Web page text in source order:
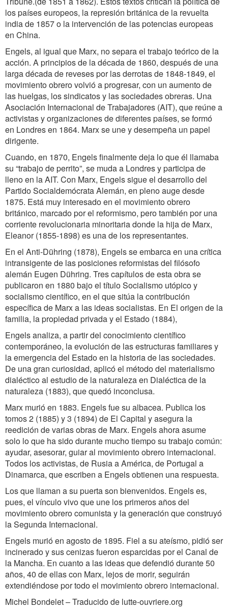
los países europeos, la represión británica de la revuelta
india de 1857 o la intervención de las potencias europeas
en China.
Engels, al igual que Marx, no separa el trabajo teórico de la
acción. A principios de la década de 1860, después de una
larga década de reveses por las derrotas de 1848-1849, el
movimiento obrero volvió a progresar, con un aumento de
las huelgas, los sindicatos y las sociedades obreras. Una
Asociación Internacional de Trabajadores (AIT), que reúne a
activistas y organizaciones de diferentes países, se formó
en Londres en 1864. Marx se une y desempeña un papel
dirigente.
Cuando, en 1870, Engels finalmente deja lo que él llamaba
su “trabajo de perrito”, se muda a Londres y participa de
lleno en la AIT. Con Marx, Engels sigue el desarrollo del
Partido Socialdemócrata Alemán, en pleno auge desde
1875. Está muy interesado en el movimiento obrero
británico, marcado por el reformismo, pero también por una
corriente revolucionaria minoritaria donde la hija de Marx,
Eleanor (1855-1898) es una de los representantes.
En el Anti-Dühring (1878), Engels se embarca en una crítica
intransigente de las posiciones reformistas del filósofo
alemán Eugen Dühring. Tres capítulos de esta obra se
publicaron en 1880 bajo el título Socialismo utópico y
socialismo científico, en el que sitúa la contribución
específica de Marx a las ideas socialistas. En El origen de la
familia, la propiedad privada y el Estado (1884),
Engels analiza, a partir del conocimiento científico
contemporáneo, la evolución de las estructuras familiares y
la emergencia del Estado en la historia de las sociedades.
De una gran curiosidad, aplicó el método del materialismo
dialéctico al estudio de la naturaleza en Dialéctica de la
naturaleza (1883), que quedó inconclusa.
Marx murió en 1883. Engels fue su albacea. Publica los
tomos 2 (1885) y 3 (1894) de El Capital y asegura la
reedición de varias obras de Marx. Engels ahora asume
solo lo que ha sido durante mucho tiempo su trabajo común:
ayudar, asesorar, guiar al movimiento obrero internacional.
Todos los activistas, de Rusia a América, de Portugal a
Dinamarca, que escriben a Engels obtienen una respuesta.
Los que llaman a su puerta son bienvenidos. Engels es,
pues, el vínculo vivo que une los primeros años del
movimiento obrero comunista y la generación que construyó
la Segunda Internacional.
Engels murió en agosto de 1895. Fiel a su ateísmo, pidió ser
incinerado y sus cenizas fueron esparcidas por el Canal de
la Mancha. En cuanto a las ideas que defendió durante 50
años, 40 de ellas con Marx, lejos de morir, seguirán
extendiéndose por todo el movimiento obrero internacional.
Michel Bondelet – Traducido de lutte-ouvriere.org